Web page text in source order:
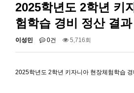
2025학년도 2학년 키
험학습 경비 정산 결과
이성민 0건 5,716회
2025학년도 2학년 키자니아 현장체험학습